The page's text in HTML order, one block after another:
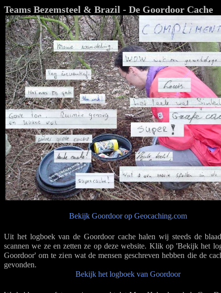
Teams Bezemsteel & Brazil - De Goordoor Cache
Bekijk Goordoor op Geocaching.com
Uit het logboek van de Goordoor cache halen wij steeds de
scannen we ze en zetten ze op deze website. Klik op 'Bekijk het
Goordoor' om te zien wat de mensen geschreven hebben die de
gevonden.
Bekijk het logboek van Goordoor